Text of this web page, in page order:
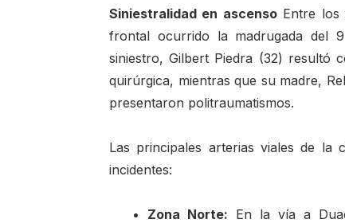
Siniestralidad en ascensoEntre los
frontal ocurrido la madrugada del
siniestro, Gilbert Piedra (32) resultó
quirúrgica, mientras que su madre,
presentaron politraumatismos.
Las principales arterias viales de la
incidentes:
Zona Norte: En la vía a